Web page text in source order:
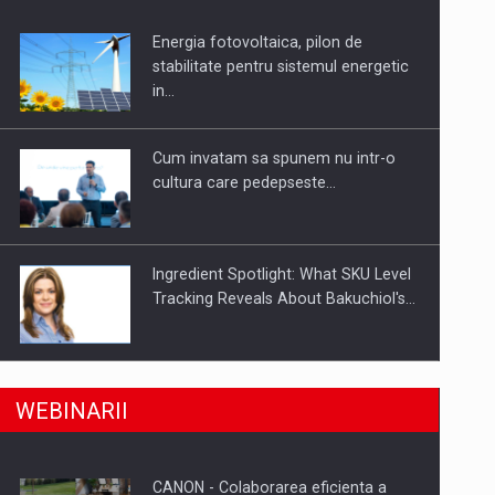
din piata
compania intr-o tranzactie de peste 25…
Energia fotovoltaica, pilon de
stabilitate pentru sistemul energetic
in…
Cum invatam sa spunem nu intr-o
cultura care pedepseste…
Ingredient Spotlight: What SKU Level
Tracking Reveals About Bakuchiol's…
Producatorii si comerciantii care nu
WEBINARII
CANON - Colaborarea eficienta a